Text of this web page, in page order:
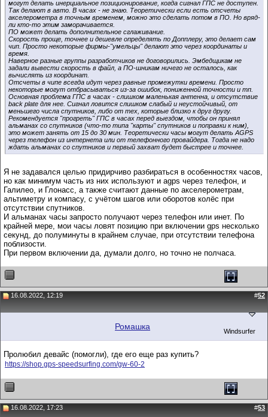
могут делать инерциальное позиционирование, когда сигнал ГПС не доступен.
Так делают в авто. В часах - не знаю. Теоретически если есть отсчеты
акселерометра в точным временем, можно это сделать потом в ПО. Но вряд-
ли кто-то этим заморачивается.
ПО может делать дополнительное сглаживание.
Скорость проще, точнее и дешевле определять по Допплеру, это делает сам
чип. Просто некоторые фирмы-"умельцы" делают это через координаты и
время.
Наверное разные группы разработчиков не договорились. Эмбедщикам не
задали вывести скорость в файл, а ПО-шникам ничего не осталось, как
вычислять из координат.
Отсчеты в чипе всегда идут через равные промежутки времени. Просто
некоторые могут отбрасываться из-за ошибок, пониженной точности и тп.
Основная проблема ГПС в часах - слишком маленькая антенна, и отсутствие
back plate для нее. Сигнал ловится слишком слабый и неустойчивый, от
меньшего числа спутников, либо от тех, которые близко к друг другу.
Рекомендуется "прогреть" ГПС в часах перед выездом, чтобы он принял
альманах со спутников (что-то типа "карты" спутников и поправки к ним),
это может занять от 15 до 30 мин. Теоретически часы могут делать AGPS
через телефон из интернета или от телефонного провайдера. Тогда не надо
ждать альманах со спутников и первый захват будет быстрее и точнее.
Я не задавался целью придирчиво разбираться в особенностях часов,
но как минимум часть из них используют и agps через телефон, и
Галилео, и Глонасс, а также считают данные по акселерометрам,
альтиметру и компасу, с учётом шагов или оборотов колёс при
отсутствии спутников.
И альманах часы запросто получают через телефон или инет. По
крайней мере, мои часы ловят позицию при включении gps несколько
секунд, до полуминуты в крайнем случае, при отсутствии телефона
поблизости.
При первом включении да, думали долго, но точно не полчаса.
16.08.2022, 12:19 #52
Ромашка Windsurfer
Пролюбил девайс (помогли), где его еще раз купить?
https://shop.gps-speedsurfing.com/gw-60-2
16.08.2022, 17:23 #53